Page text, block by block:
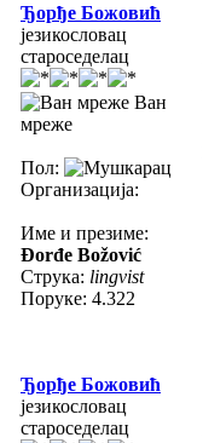
Ђорђе Божовић
језикословац
староседелац
Ван
мреже
Пол:
Организација:
Име и презиме:
Đorđe Božović
Струка: lingvist
Поруке: 4.322
Ђорђе Божовић
језикословац
староседелац